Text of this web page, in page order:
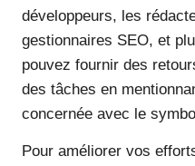
développeurs, les
gestionnaires SEO, et
pouvez fournir des
des tâches en
concernée avec le
Pour améliorer vos